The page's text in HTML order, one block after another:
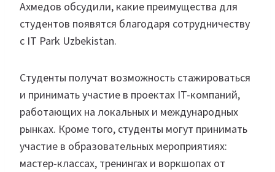
Ахмедов обсудили, какие преимущества для
студентов появятся благодаря сотрудничеству
с IT Park Uzbekistan.
Студенты получат возможность стажироваться
и принимать участие в проектах IT-компаний,
работающих на локальных и международных
рынках. Кроме того, студенты могут принимать
участие в образовательных мероприятиях:
мастер-классах, тренингах и воркшопах от